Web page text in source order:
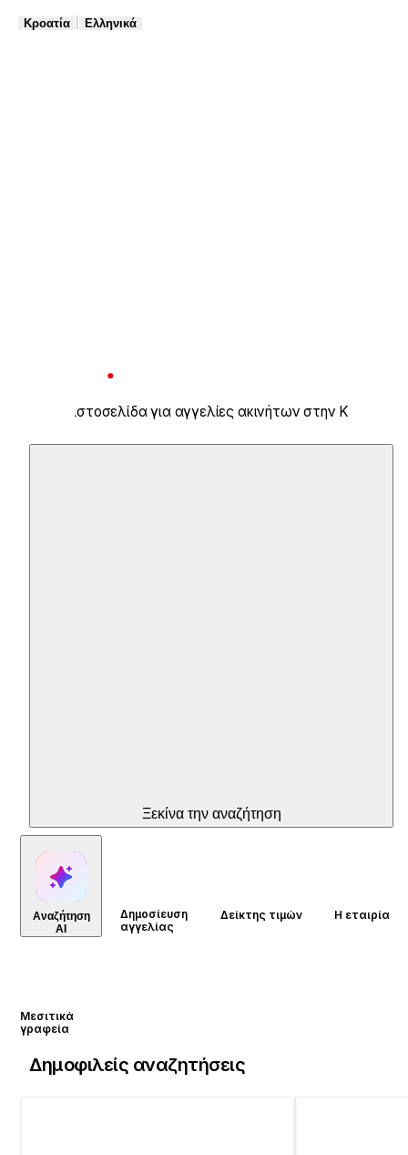
Κροατία Ελληνικά
Η Νο 1 ιστοσελίδα για αγγελίες ακινήτων στην Κροατία
Ξεκίνα την αναζήτηση
Αναζήτηση
AI
Δημοσίευση
αγγελίας
Δείκτης τιμών Η εταιρία
Μεσιτικά
γραφεία
Δημοφιλείς αναζητήσεις